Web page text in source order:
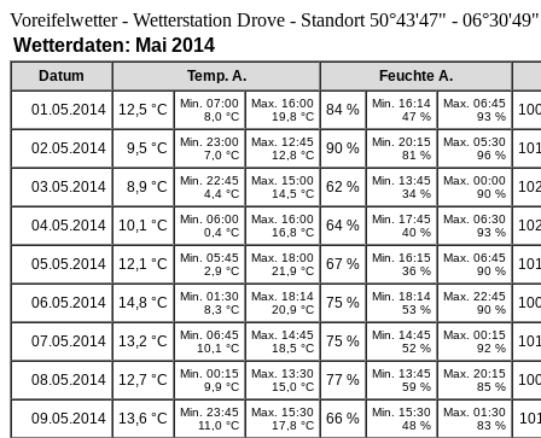
Voreifelwetter - Wetterstation Drove - Standort 50°43'47" - 06°30'49"
Wetterdaten: Mai 2014
Datum Temp. A.
Feuchte A.
01.05.2014
12,5 °C
Min. 07:00
8,0 °C
Max. 16:00
19,8 °C
84 %
Min. 16:14
47 %
Max. 06:45
93 %
02.05.2014 9,5 °C
Min. 23:00
7,0 °C
Max. 12:45
12,8 °C
90 %
Min. 20:15
81 %
Max. 05:30
96 %
03.05.2014 8,9 °C
Min. 22:45
4,4 °C
Max. 15:00
14,5 °C
62 %
Min. 13:45
34 %
Max. 00:00
90 %
04.05.2014 10,1 °C
Min. 06:00
0,4 °C
Max. 16:00
16,8 °C
64 %
Min. 17:45
40 %
Max. 06:30
93 %
05.05.2014 12,1 °C
Min. 05:45
2,9 °C
Max. 18:00
21,9 °C
67 %
Min. 16:15
36 %
Max. 06:45
90 %
06.05.2014 14,8 °C
Min. 01:30
8,3 °C
Max. 18:14
20,9 °C
75 %
Min. 18:14
53 %
Max. 22:45
90 %
07.05.2014 13,2 °C
Min. 06:45
10,1 °C
Max. 14:45
18,5 °C
75 %
Min. 14:45
52 %
Max. 00:15
92 %
08.05.2014 12,7 °C
Min. 00:15
9,9 °C
Max. 13:30
15,0 °C
77 %
Min. 13:45
59 %
Max. 20:15
85 %
09.05.2014 13,6 °C
Min. 23:45
11,0 °C
Max. 15:30
17,8 °C
66 %
Min. 15:30
48 %
Max. 01:30
83 %